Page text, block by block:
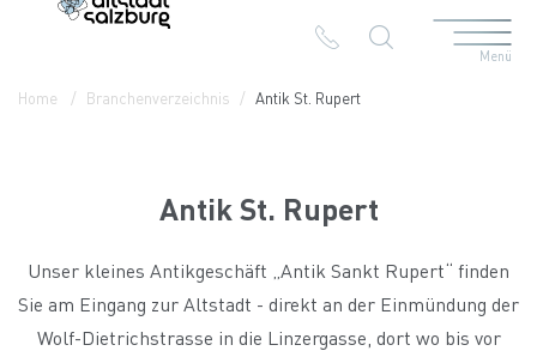
Menü
Home Branchenverzeichnis Antik St. Rupert
Antik St. Rupert
Unser kleines Antikgeschäft „Antik Sankt Rupert“ finden
Sie am Eingang zur Altstadt - direkt an der Einmündung der
Wolf-Dietrichstrasse in die Linzergasse, dort wo bis vor